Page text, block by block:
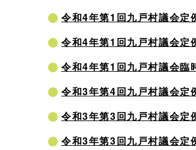
令和4年第1回九戸村議会定
令和4年第1回九戸村議会定
令和4年第1回九戸村議会臨
令和3年第4回九戸村議会定
令和3年第3回九戸村議会定
令和3年第3回九戸村議会定